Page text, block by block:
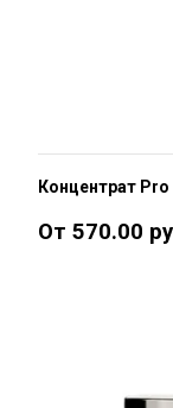
Концентрат
От 570.00